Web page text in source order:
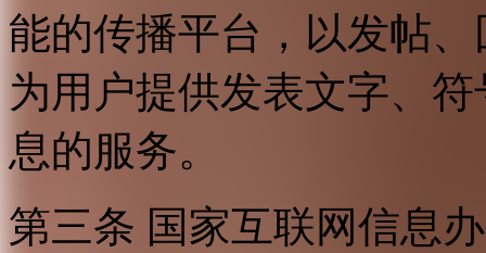
能的传播平台，以发帖
为用户提供发表文字、
息的服务。
第三条 国家互联网信息